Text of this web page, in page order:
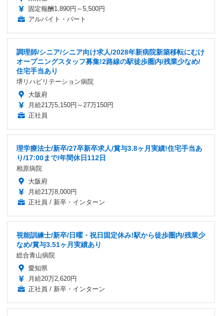
固定報酬1,890円～5,500円
アルバイト・パート
調理師/シニア/シニア向け求人/2028年新病院新築移転にむけ
オープニングスタッフ募集!2路線の駅徒歩圏内/残業少なめ/
住宅手当あり
堺リハビリテーション病院
大阪府
月給21万5,150円～27万150円
正社員
理学療法士/新卒/27卒新卒求人/賞与3.8ヶ月実績!住宅手当あ
り/17:00まで/年間休日112日
相原病院
大阪府
月給21万8,000円
正社員 / 新卒・インターン
視能訓練士/新卒/日曜・祝日固定休み!駅から徒歩圏内/残業少
なめ/賞与3.51ヶ月実績あり
総合青山病院
愛知県
月給20万2,620円
正社員 / 新卒・インターン